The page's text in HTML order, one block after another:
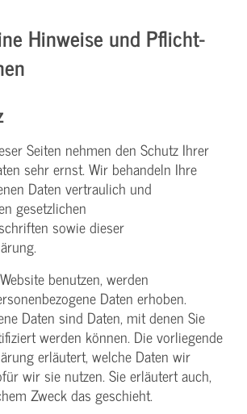
Hinweise und Pflicht­
Seiten nehmen den Schutz Ihrer
sehr ernst. Wir behandeln Ihre
Daten vertraulich und
gesetzlichen
sowie dieser
benutzen, werden
Daten erhoben.
Daten sind Daten, mit denen Sie
werden können. Die vorliegende
erläutert, welche Daten wir
wir sie nutzen. Sie erläutert auch,
Zweck das geschieht.